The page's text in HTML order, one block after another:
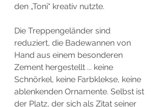
den „Toni“ kreativ nutzte.
Die Treppengeländer sind
reduziert, die Badewannen von
Hand aus einem besonderen
Zement hergestellt ... keine
Schnörkel, keine Farbklekse, keine
ablenkenden Ornamente. Selbst ist
der Platz, der sich als Zitat seiner